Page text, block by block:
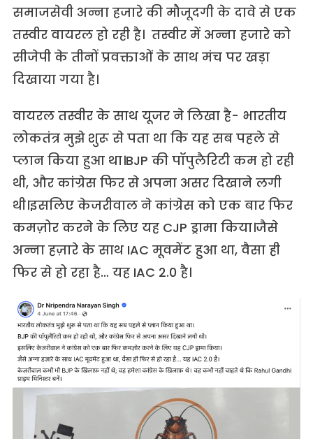
समाजसेवी अन्ना हजारे की मौजूदगी के दावे से एक
तस्वीर वायरल हो रही है। तस्वीर में अन्ना हजारे को
सीजेपी के तीनों प्रवक्ताओं के साथ मंच पर खड़ा
दिखाया गया है।
वायरल तस्वीर के साथ यूजर ने लिखा है- भारतीय
लोकतंत्र मुझे शुरू से पता था कि यह सब पहले से
प्लान किया हुआ था।BJP की पॉपुलैरिटी कम हो रही
थी, और कांग्रेस फिर से अपना असर दिखाने लगी
थी।इसलिए केजरीवाल ने कांग्रेस को एक बार फिर
कमज़ोर करने के लिए यह CJP ड्रामा किया।जैसे
अन्ना हज़ारे के साथ IAC मूवमेंट हुआ था, वैसा ही
फिर से हो रहा है… यह IAC 2.0 है।